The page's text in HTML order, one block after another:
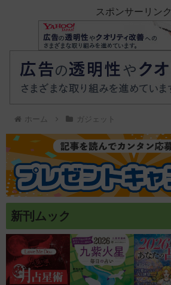
スポンサーリンク
ホーム ガジェット
新刊ムック